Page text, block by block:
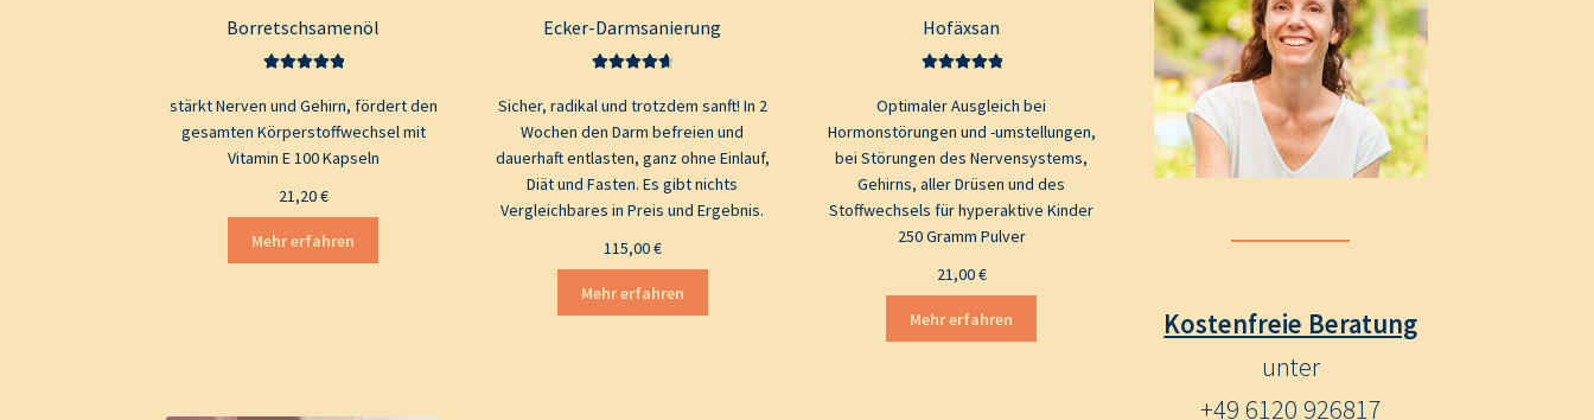
Borretschsamenöl
5.00 von 5
stärkt Nerven und Gehirn, fördert den
gesamten Körperstoffwechsel mit
Vitamin E 100 Kapseln
21,20€
Mehr erfahren
Ecker-Darmsanierung
4.80von 5
Sicher, radikal und trotzdem sanft! In 2
Wochen den Darm befreien und
dauerhaft entlasten, ganz ohne Einlauf,
Diät und Fasten. Es gibt nichts
Vergleichbares in Preis und Ergebnis.
115,00€
Mehr erfahren
Hofäxsan
5.00von 5
Optimaler Ausgleich bei
Hormonstörungen und -umstellungen,
bei Störungen des Nervensystems,
Gehirns, aller Drüsen und des
Stoffwechsels für hyperaktive Kinder
250 Gramm Pulver
21,00€
Mehr erfahren
Kostenfreie Beratung
unter
+49 6120 926817